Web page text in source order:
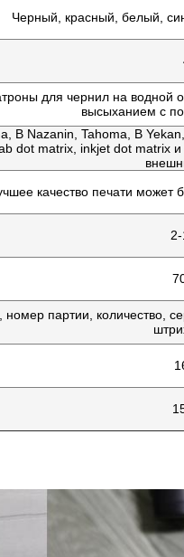
Черный, красный, белый,
для чернил на водной
высыханием с
B Nazanin, Tahoma, B
dot matrix, inkjet dot matrix
качество печати может
номер партии, количество,